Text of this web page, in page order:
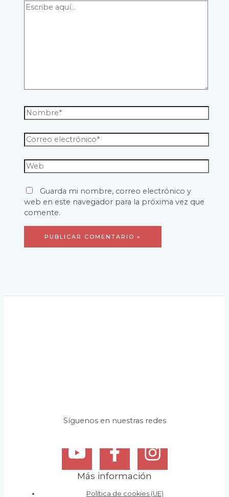
Escribe
Nombre*
Correo
electrónico*
Web
Guarda mi nombre, correo electrónico y
web en este navegador para la próxima vez que
comente.
Síguenos en nuestras redes
Más información
Política de cookies (UE)